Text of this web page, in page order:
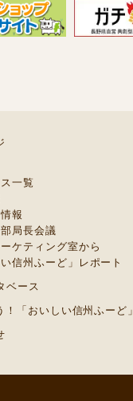
一覧
報
局長会議
ケティング室から
い信州ふーど」レポート
ベース
「おいしい信州ふーど」